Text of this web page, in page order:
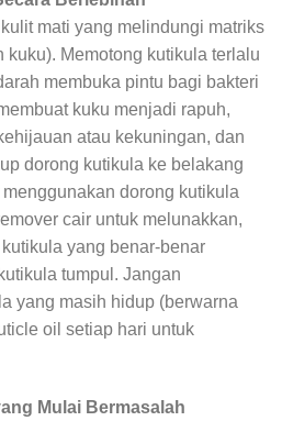
mati yang melindungi matriks
kuku). Memotong kutikula terlalu
membuka pintu bagi bakteri
kuku menjadi rapuh,
atau kekuningan, dan
dorong kutikula ke belakang
dorong kutikula
cair untuk melunakkan,
yang benar-benar
tumpul. Jangan
yang masih hidup (berwarna
oil setiap hari untuk
Mulai Bermasalah